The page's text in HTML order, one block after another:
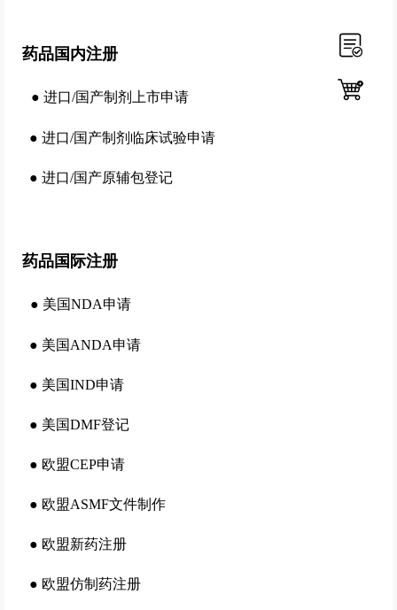
药品国内注册
● 进口/国产制剂上市申请
● 进口/国产制剂临床试验申请
● 进口/国产原辅包登记
药品国际注册
● 美国NDA申请
● 美国ANDA申请
● 美国IND申请
● 美国DMF登记
● 欧盟CEP申请
● 欧盟ASMF文件制作
● 欧盟新药注册
● 欧盟仿制药注册